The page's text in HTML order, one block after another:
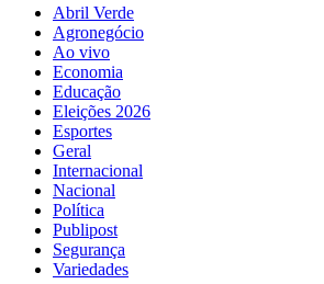
Abril Verde
Agronegócio
Ao vivo
Economia
Educação
Eleições 2026
Esportes
Geral
Internacional
Nacional
Política
Publipost
Segurança
Variedades